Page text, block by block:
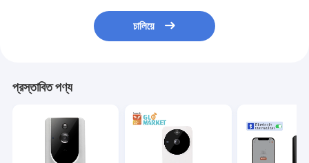
চালিয়ে
প্রস্তাবিত পণ্য